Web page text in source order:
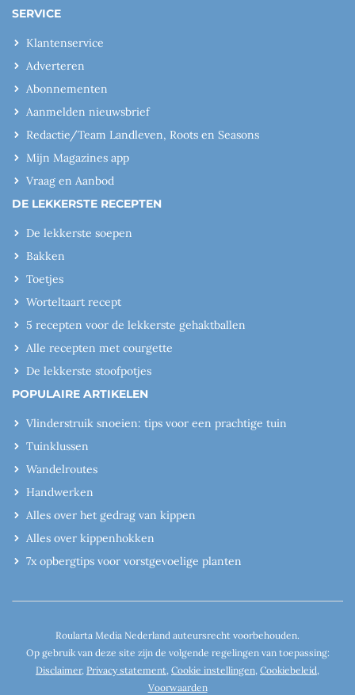
SERVICE
Klantenservice
Adverteren
Abonnementen
Aanmelden nieuwsbrief
Redactie/Team Landleven, Roots en Seasons
Mijn Magazines app
Vraag en Aanbod
DE LEKKERSTE RECEPTEN
De lekkerste soepen
Bakken
Toetjes
Worteltaart recept
5 recepten voor de lekkerste gehaktballen
Alle recepten met courgette
De lekkerste stoofpotjes
POPULAIRE ARTIKELEN
Vlinderstruik snoeien: tips voor een prachtige tuin
Tuinklussen
Wandelroutes
Handwerken
Alles over het gedrag van kippen
Alles over kippenhokken
7x opbergtips voor vorstgevoelige planten
Roularta Media Nederland auteursrecht voorbehouden.
Op gebruik van deze site zijn de volgende regelingen van toepassing:
Disclaimer, Privacy statement, Cookie instellingen, Cookiebeleid,
Voorwaarden